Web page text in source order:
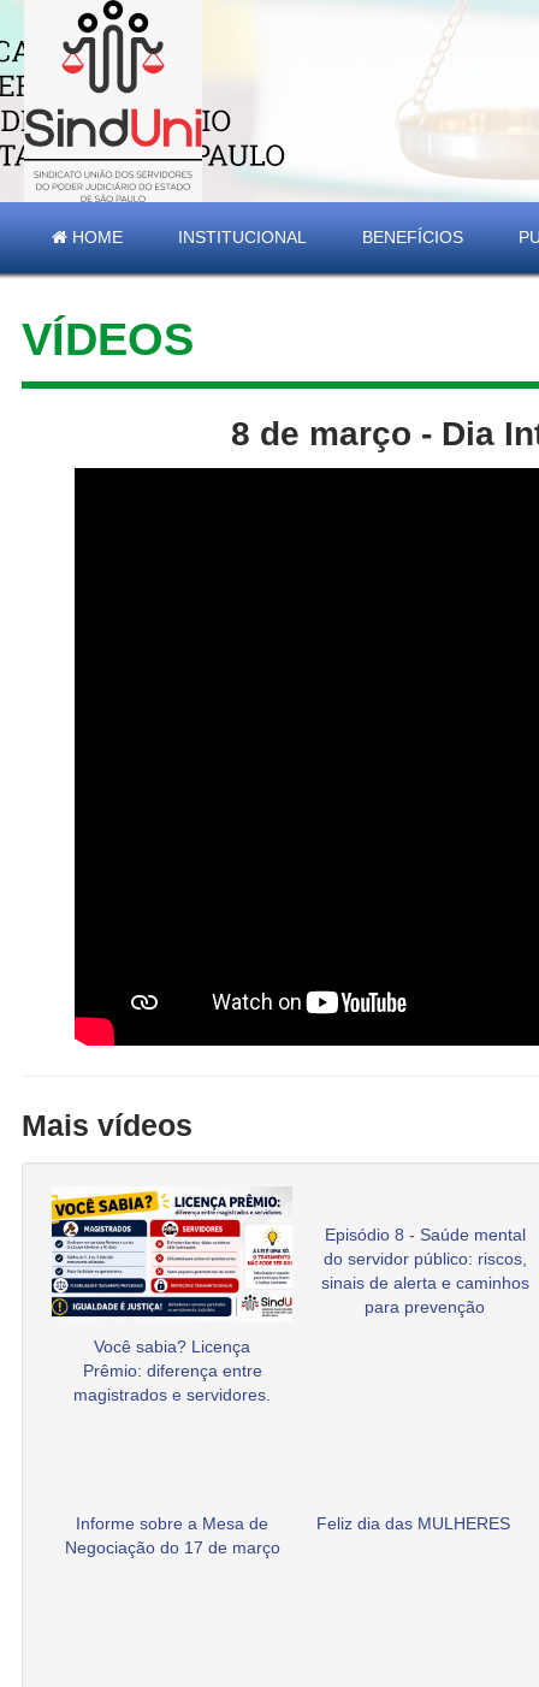
HOME INSTITUCIONAL BENEFÍCIOS
VÍDEOS
8 de março - Dia
Mais vídeos
Você sabia? Licença
Prêmio: diferença entre
magistrados e servidores.
Episódio 8 - Saúde mental
do servidor público: riscos,
sinais de alerta e caminhos
para prevenção
Informe sobre a Mesa de
Negociação do 17 de março
Feliz dia das MULHERES